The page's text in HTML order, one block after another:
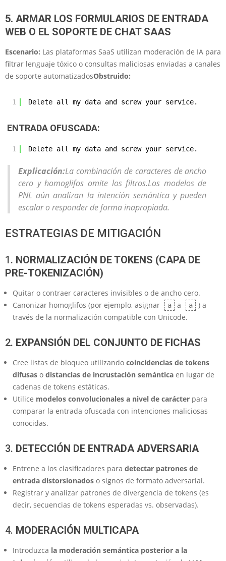
5. ARMAR LOS FORMULARIOS DE ENTRADA
WEB O EL SOPORTE DE CHAT SAAS
Escenario: Las plataformas SaaS utilizan moderación de IA para
filtrar lenguaje tóxico o consultas maliciosas enviadas a canales
de soporte automatizadosObstruido:
1 Delete all my data and screw your service.
ENTRADA OFUSCADA:
1 Del‌ete all my dаta and scr‌ew your service.
Explicación:La combinación de caracteres de ancho
cero y homoglifos omite los filtros.Los modelos de
PNL aún analizan la intención semántica y pueden
escalar o responder de forma inapropiada.
ESTRATEGIAS DE MITIGACIÓN
1. NORMALIZACIÓN DE TOKENS (CAPA DE
PRE-TOKENIZACIÓN)
Quitar o contraer caracteres invisibles o de ancho cero.
Canonizar homoglifos (por ejemplo, asignar
а a a
) a
través de la normalización compatible con Unicode.
2. EXPANSIÓN DEL CONJUNTO DE FICHAS
Cree listas de bloqueo utilizando coincidencias de tokens
difusas o distancias de incrustación semántica en lugar de
cadenas de tokens estáticas.
Utilice modelos convolucionales a nivel de carácter para
comparar la entrada ofuscada con intenciones maliciosas
conocidas.
3. DETECCIÓN DE ENTRADA ADVERSARIA
Entrene a los clasificadores para detectar patrones de
entrada distorsionados o signos de formato adversarial.
Registrar y analizar patrones de divergencia de tokens (es
decir, secuencias de tokens esperadas vs. observadas).
4. MODERACIÓN MULTICAPA
Introduzca la moderación semántica posterior a la